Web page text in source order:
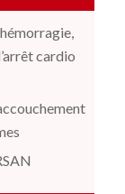
cardio